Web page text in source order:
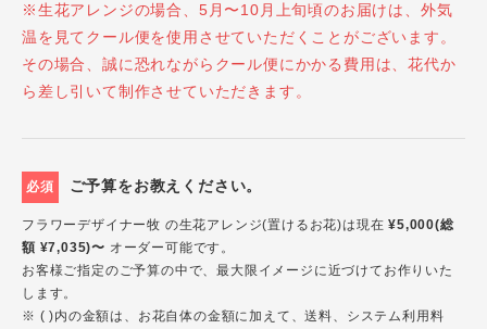
※生花アレンジの場合、5月〜10月上旬頃のお届けは、外気
温を見てクール便を使用させていただくことがございます。
その場合、誠に恐れながらクール便にかかる費用は、花代か
ら差し引いて制作させていただきます。
必須 ご予算をお教えください。
フラワーデザイナー牧 の生花アレンジ(置けるお花)は現在¥5,000(総
額 ¥7,035)〜 オーダー可能です。
お客様ご指定のご予算の中で、最大限イメージに近づけてお作りいた
します。
※ ( )内の金額は、お花自体の金額に加えて、送料、システム利用料